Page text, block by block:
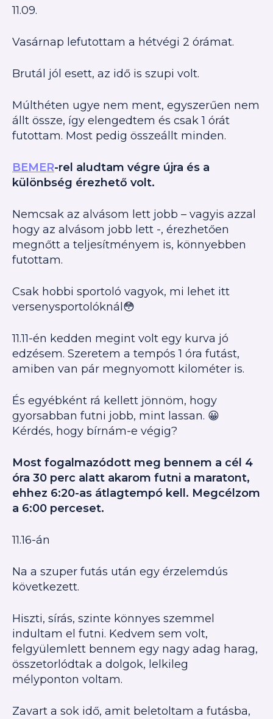
11.09.
Vasárnap lefutottam a hétvégi 2 órámat.
Brutál jól esett, az idő is szupi volt.
Múlthéten ugye nem ment, egyszerűen nem
állt össze, így elengedtem és csak 1 órát
futottam. Most pedig összeállt minden.
BEMER-rel aludtam végre újra és a
különbség érezhető volt.
Nemcsak az alvásom lett jobb – vagyis azzal
hogy az alvásom jobb lett -, érezhetően
megnőtt a teljesítményem is, könnyebben
futottam.
Csak hobbi sportoló vagyok, mi lehet itt
versenysportolóknál😳
11.11-én kedden megint volt egy kurva jó
edzésem. Szeretem a tempós 1 óra futást,
amiben van pár megnyomott kilométer is.
És egyébként rá kellett jönnöm, hogy
gyorsabban futni jobb, mint lassan. 😀
Kérdés, hogy bírnám-e végig?
Most fogalmazódott meg bennem a cél 4
óra 30 perc alatt akarom futni a maratont,
ehhez 6:20-as átlagtempó kell. Megcélzom
a 6:00 perceset.
11.16-án
Na a szuper futás után egy érzelemdús
következett.
Hiszti, sírás, szinte könnyes szemmel
indultam el futni. Kedvem sem volt,
felgyülemlett bennem egy nagy adag harag,
összetorlódtak a dolgok, lelkileg
mélyponton voltam.
Zavart a sok idő, amit beletoltam a futásba,